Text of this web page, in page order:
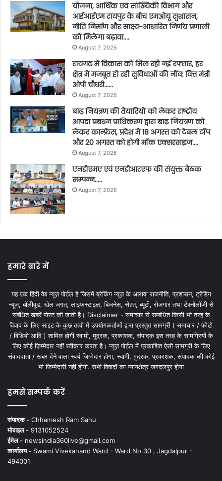
योजना, आर्थिक एवं सांख्यिकी विभाग और
आईआईएम रायपुर के बीच एमओयू सुशासन,
नीति निर्माण और साक्ष्य-आधारित निर्णय प्रणाली
को मिलेगा बढ़ावा….
August 7, 2026
रायगढ़ में विकास को मिल रही नई रफ्तार, हर
क्षेत्र में मजबूत हो रही सुविधाओं की नींव: वित्त मंत्री
ओपी चौधरी……
August 7, 2026
बाढ़ नियंत्रण की तैयारियों को लेकर राष्ट्रीय
आपदा प्रबंधन प्राधिकरण द्वारा बाढ़ नियंत्रण को
लेकर कान्फ्रेंस, प्रदेश में 18 अगस्त को टेबल टॉप
और 20 अगस्त को होगी मॉक एक्सरसाइज….
August 7, 2026
एनडीएमए एवं एनडीआरएफ की संयुक्त बैठक
सम्पन्न…..
August 7, 2026
हमारे बारे में
यह एक हिंदी वेब न्यूज़ पोर्टल है जिसमें ब्रेकिंग न्यूज़ के अलावा राजनीति, प्रशासन, ट्रेंडिंग
न्यूज, बॉलीवुड, खेल जगत, लाइफस्टाइल, बिजनेस, सेहत, ब्यूटी, रोजगार तथा टेक्नोलॉजी से
संबंधित खबरें पोस्ट की जाती है। Disclaimer - समाचार से सम्बंधित किसी भी तरह के
विवाद के लिए साइट के कुछ तत्वों में उपयोगकर्ताओं द्वारा प्रस्तुत सामग्री ( समाचार / फोटो
/ विडियो आदि ) शामिल होगी स्वामी, मुद्रक, प्रकाशक, संपादक इस तरह के सामग्रियों के
लिए कोई ज़िम्मेदार नहीं स्वीकार करता है। न्यूज़ पोर्टल में प्रकाशित ऐसी सामग्री के लिए
संवाददाता / खबर देने वाला स्वयं जिम्मेदार होगा, स्वामी, मुद्रक, प्रकाशक, संपादक की कोई
भी जिम्मेदारी नहीं होगी. सभी विवादों का न्यायक्षेत्र जगदलपुर होगा
हमसे सम्पर्क करें
संपादक - Chhamesh Ram Sahu
मोबाइल - 9131052524
ईमेल - newsindia360live@gmail.com
कार्यालय - Swami Vivekanand Ward - Ward No.30 , Jagdalpur -
494001